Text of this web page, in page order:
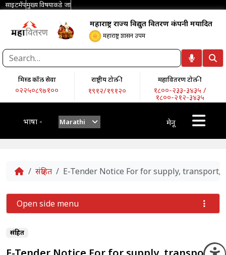
साइटमॅपमुख्य विषयाकडे जा
महाराष्ट्र राज्य विद्युत वितरण कंपनी मर्यादित
महाराष्ट्र शासन उपक्रम
मिस्ड कॉल सेवा
०२२५०८९७१००
राष्ट्रीय टोल-फ्री
१९१२/१९१२०
महावितरण टोल-फ्री
१८००-२३३-३४३५ /
१८००-२१२-३४३५
भाषा - Marathi मेनू
Home
संग्रहित E-Tender Notice For for supply,
संग्रहित
Open side menu